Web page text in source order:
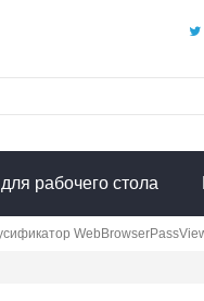
рабочего стола